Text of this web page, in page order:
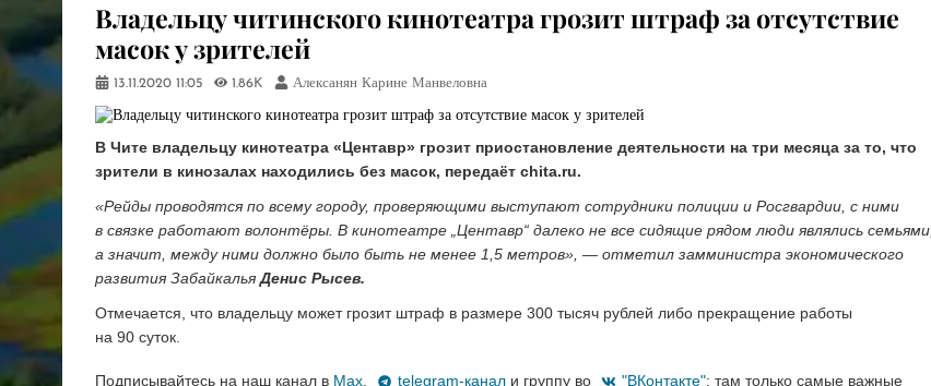
Владельцу читинского кинотеатра грозит штраф за отсутствие
масок у зрителей
13.11.2020 11:05 1.86K Алексанян Карине Манвеловна
В Чите владельцу кинотеатра «Центавр» грозит приостановление деятельности на три месяца за то, что
зрители в кинозалах находились без масок, передаёт chita.ru.
«Рейды проводятся по всему городу, проверяющими выступают сотрудники полиции и Росгвардии, с ними
в связке работают волонтёры. В кинотеатре „Центавр“ далеко не все сидящие рядом люди являлись семьями,
а значит, между ними должно было быть не менее 1,5 метров», — отметил замминистра экономического
развития ЗабайкальяДенис Рысев.
Отмечается, что владельцу может грозит штраф в размере 300 тысяч рублей либо прекращение работы
на 90 суток.
Подписывайтесь на наш канал в Max telegram-канал и группу во "ВКонтакте": там только самые важные